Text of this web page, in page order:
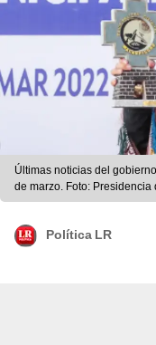
Últimas noticias del
de marzo. Foto:
Política LR